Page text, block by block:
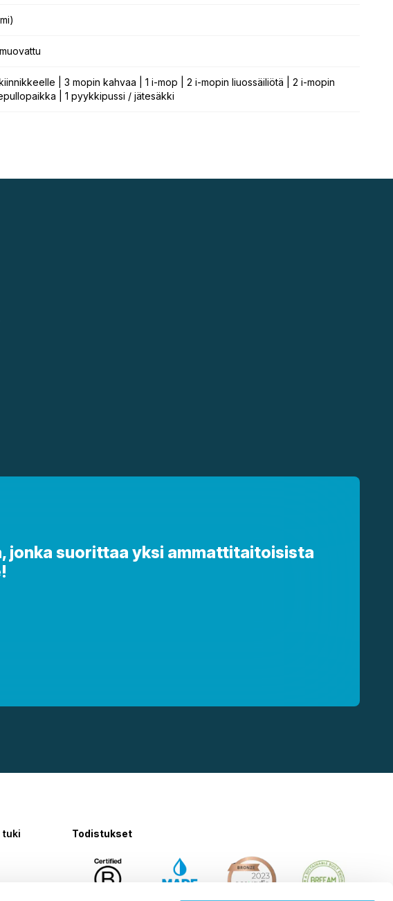
| 3 mopin kahvaa | 1 i-mop | 2 i-mopin liuossäiliötä | 2 i-mopin
| 1 pyykkipussi / jätesäkki
jonka suorittaa yksi ammattitaitoisista
tuki
Todistukset